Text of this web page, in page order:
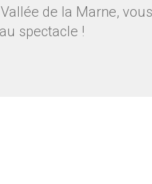
de la Marne,
spectacle !